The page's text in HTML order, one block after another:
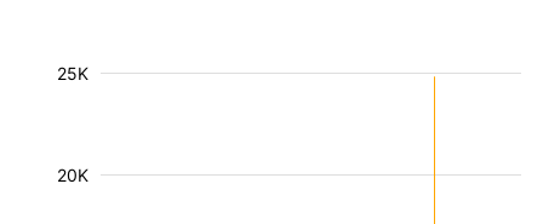
20K
25K